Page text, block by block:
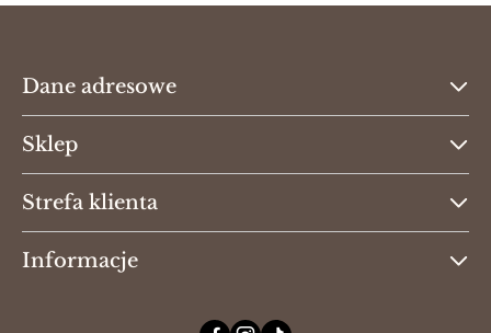
Dane adresowe
Sklep
Strefa klienta
Informacje